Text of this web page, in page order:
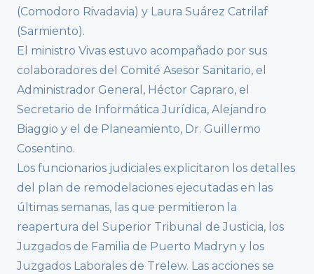
(Comodoro Rivadavia) y Laura Suárez Catrilaf
(Sarmiento).
El ministro Vivas estuvo acompañado por sus
colaboradores del Comité Asesor Sanitario, el
Administrador General, Héctor Capraro, el
Secretario de Informática Jurídica, Alejandro
Biaggio y el de Planeamiento, Dr. Guillermo
Cosentino.
Los funcionarios judiciales explicitaron los detalles
del plan de remodelaciones ejecutadas en las
últimas semanas, las que permitieron la
reapertura del Superior Tribunal de Justicia, los
Juzgados de Familia de Puerto Madryn y los
Juzgados Laborales de Trelew. Las acciones se